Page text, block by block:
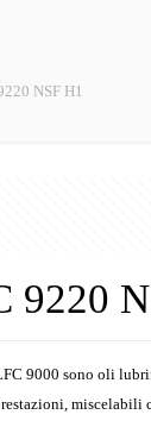
NSF H1
9220
9000 sono oli